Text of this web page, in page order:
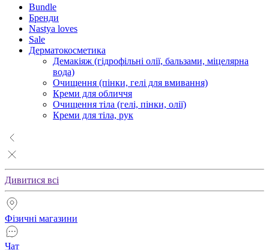
Bundle
Бренди
Nastya loves
Sale
Дерматокосметика
Демакіяж (гідрофільні олії, бальзами, міцелярна
вода)
Очищення (пінки, гелі для вмивання)
Креми для обличчя
Очищення тіла (гелі, пінки, олії)
Креми для тіла, рук
Дивитися всі
Фізичні магазини
Чат